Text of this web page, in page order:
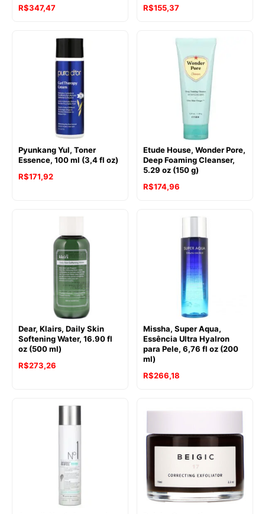
R$347,47
R$155,37
Pyunkang Yul, Toner
Essence, 100 ml (3,4 fl oz)
R$171,92
Etude House, Wonder Pore,
Deep Foaming Cleanser,
5.29 oz (150 g)
R$174,96
Dear, Klairs, Daily Skin
Softening Water, 16.90 fl
oz (500 ml)
R$273,26
Missha, Super Aqua,
Essência Ultra Hyalron
para Pele, 6,76 fl oz (200
ml)
R$266,18